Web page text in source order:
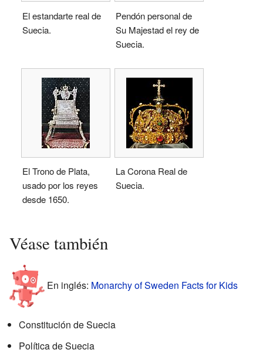
El estandarte real de
Suecia.
Pendón personal de
Su Majestad el rey de
Suecia.
El Trono de Plata,
usado por los reyes
desde 1650.
La Corona Real de
Suecia.
Véase también
En inglés: Monarchy of Sweden Facts for Kids
Constitución de Suecia
Política de Suecia